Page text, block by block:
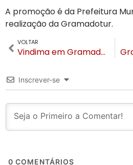
A promoção é da Prefeitura
realização da Gramadotur.
VOLTAR
Vindima em Gramado será de 08 fevereiro a 03 março. Colheita da safra da uva deve chegar a 1,5 tonelada
Inscrever-se
0 COMENTÁRIOS